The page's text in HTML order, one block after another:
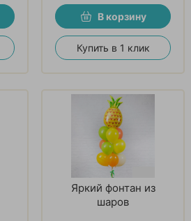
В корзину
Купить в 1 клик
Яркий фонтан из
шаров